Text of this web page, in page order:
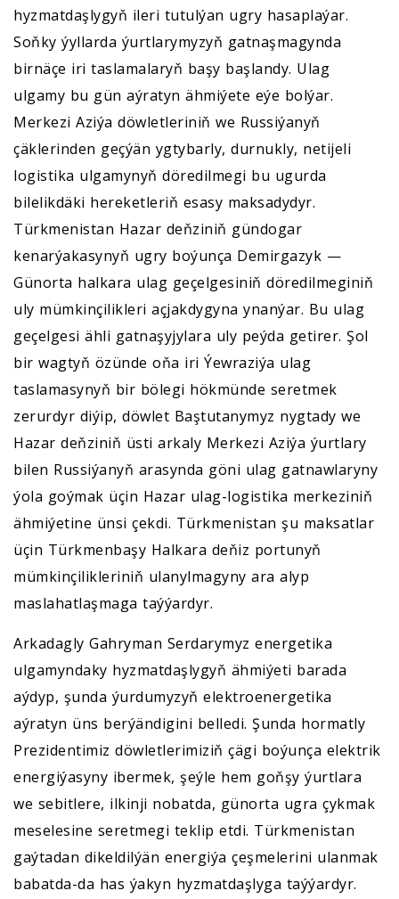
hyzmatdaşlygyň ileri tutulýan ugry hasaplaýar.
Soňky ýyllarda ýurtlarymyzyň gatnaşmagynda
birnäçe iri taslamalaryň başy başlandy. Ulag
ulgamy bu gün aýratyn ähmiýete eýe bolýar.
Merkezi Aziýa döwletleriniň we Russiýanyň
çäklerinden geçýän ygtybarly, durnukly, netijeli
logistika ulgamynyň döredilmegi bu ugurda
bilelikdäki hereketleriň esasy maksadydyr.
Türkmenistan Hazar deňziniň gündogar
kenarýakasynyň ugry boýunça Demirgazyk —
Günorta halkara ulag geçelgesiniň döredilmeginiň
uly mümkinçilikleri açjakdygyna ynanýar. Bu ulag
geçelgesi ähli gatnaşyjylara uly peýda getirer. Şol
bir wagtyň özünde oňa iri Ýewraziýa ulag
taslamasynyň bir bölegi hökmünde seretmek
zerurdyr diýip, döwlet Baştutanymyz nygtady we
Hazar deňziniň üsti arkaly Merkezi Aziýa ýurtlary
bilen Russiýanyň arasynda göni ulag gatnawlaryny
ýola goýmak üçin Hazar ulag-logistika merkeziniň
ähmiýetine ünsi çekdi. Türkmenistan şu maksatlar
üçin Türkmenbaşy Halkara deňiz portunyň
mümkinçilikleriniň ulanylmagyny ara alyp
maslahatlaşmaga taýýardyr.
Arkadagly Gahryman Serdarymyz energetika
ulgamyndaky hyzmatdaşlygyň ähmiýeti barada
aýdyp, şunda ýurdumyzyň elektroenergetika
aýratyn üns berýändigini belledi. Şunda hormatly
Prezidentimiz döwletlerimiziň çägi boýunça elektrik
energiýasyny ibermek, şeýle hem goňşy ýurtlara
we sebitlere, ilkinji nobatda, günorta ugra çykmak
meselesine seretmegi teklip etdi. Türkmenistan
gaýtadan dikeldilýän energiýa çeşmelerini ulanmak
babatda-da has ýakyn hyzmatdaşlyga taýýardyr.